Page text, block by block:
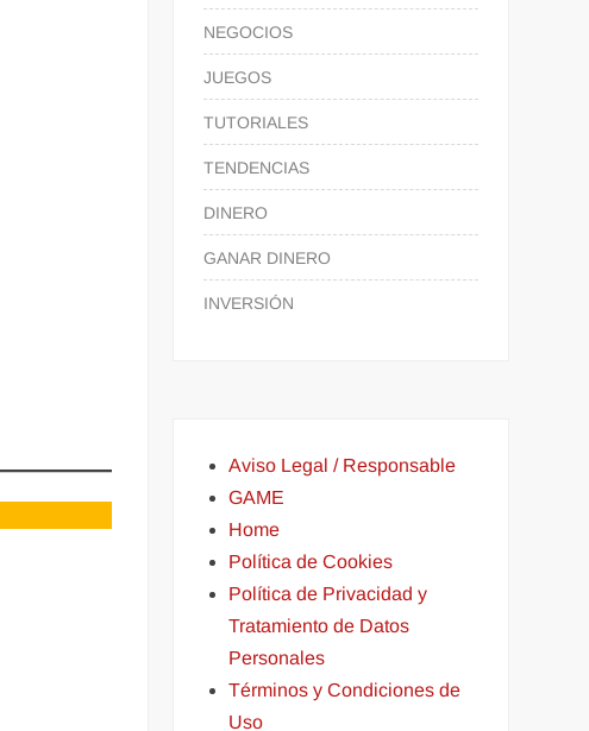
NEGOCIOS
JUEGOS
TUTORIALES
TENDENCIAS
DINERO
GANAR DINERO
INVERSIÓN
Aviso Legal / Responsable
GAME
Home
Política de Cookies
Política de Privacidad y
Tratamiento de Datos
Personales
Términos y Condiciones de
Uso